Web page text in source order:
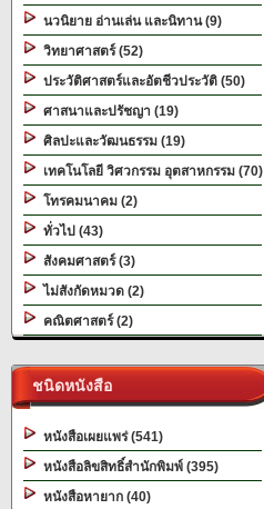
นวนิยาย อ่านเล่น และนิทาน (9)
วิทยาศาสตร์ (52)
ประวัติศาสตร์และอัตชีวประวัติ (50)
ศาสนาและปรัชญา (19)
ศิลปะและวัฒนธรรม (19)
เทคโนโลยี วิศวกรรม อุตสาหกรรม (70)
โทรคมนาคม (2)
ทั่วไป (43)
สังคมศาสตร์ (3)
ไม่สังกัดหมวด (2)
คณิตศาสตร์ (2)
ชนิดหนังสือ
หนังสือเผยแพร่ (541)
หนังสือลิขสิทธิ์สำนักพิมพ์ (395)
หนังสือหายาก (40)